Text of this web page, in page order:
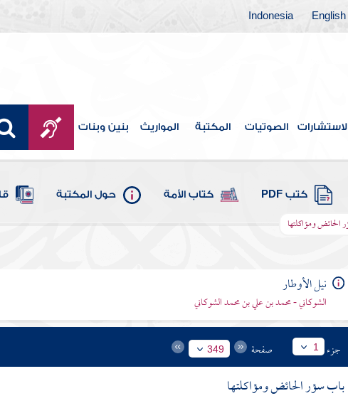
English
Indonesia
الصوتيات المكتبة المواريث بنين وبنات
كتب PDF كتاب الأمة حول المكتبة
الحائض ومؤاكلتها
نيل الأوطار
الشوكاني - محمد بن علي بن محمد الشوكاني
جزء 1 صفحة 349
باب سؤر الحائض ومؤاكلتها